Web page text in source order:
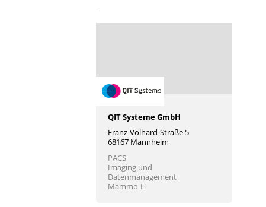
QIT Systeme GmbH
Franz-Volhard-Straße 5
68167 Mannheim
PACS
Imaging und
Datenmanagement
Mammo-IT